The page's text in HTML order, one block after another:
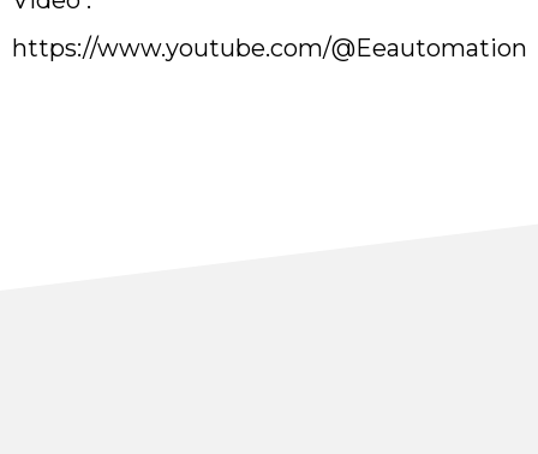
https://www.youtube.com/@Eeautomation